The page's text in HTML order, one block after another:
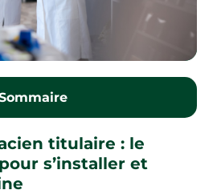
titulaire : le
s’installer et